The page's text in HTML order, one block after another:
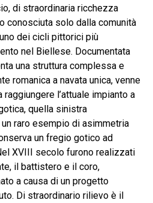
di straordinaria ricchezza
conosciuta solo dalla comunità
dei cicli pittorici più
nel Biellese. Documentata
una struttura complessa e
romanica a navata unica, venne
l’attuale impianto a
quella sinistra
raro esempio di asimmetria
un fregio gotico ad
XVIII secolo furono realizzati
il battistero e il coro,
a causa di un progetto
Di straordinario rilievo è il